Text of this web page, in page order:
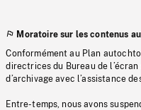
Moratoire sur les contenus
Conformément au Plan
directrices du Bureau de
d’archivage avec l’assistance
Entre-temps, nous avons